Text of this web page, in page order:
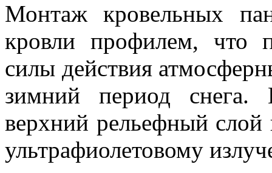
Монтаж кровельных
кровли профилем, что
силы действия
зимний период
верхний рельефный слой
ультрафиолетовому